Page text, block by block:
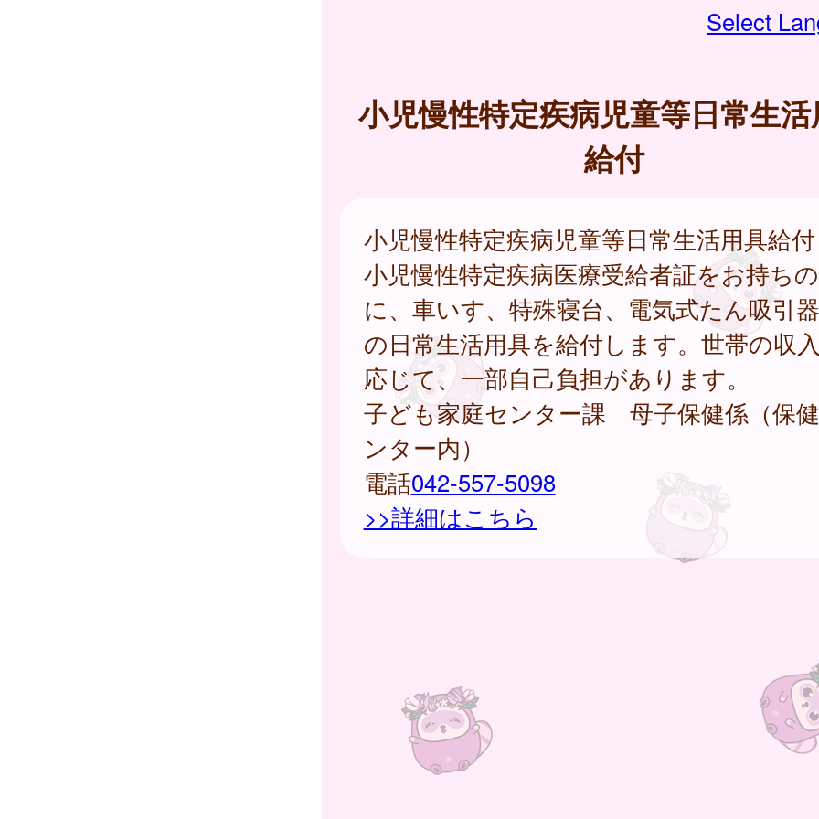
Select
小児慢性特定疾病児童等日常生
給付
小児慢性特定疾病児童等日常生活用具給付
小児慢性特定疾病医療受給者証をお持ち
に、車いす、特殊寝台、電気式たん吸引
の日常生活用具を給付します。世帯の収
応じて、一部自己負担があります。
子ども家庭センター課 母子保健係（保
ンター内）
電話042-557-5098
>>詳細はこちら